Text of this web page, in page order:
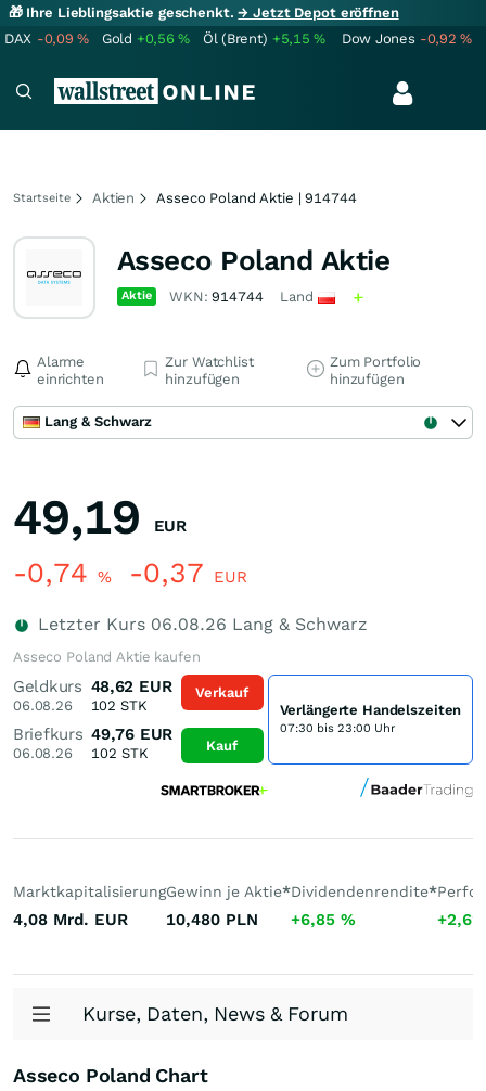
🎁 Ihre Lieblingsaktie geschenkt.→ Jetzt Depot eröffnen
DAX -0,09% Gold +0,56% Öl (Brent) +5,15% Dow Jones -0,92%
Startseite Aktien Asseco Poland Aktie | 914744
Asseco Poland Aktie
Aktie WKN:914744 Land
Alarme
einrichten
Zur Watchlist
hinzufügen
Zum Portfolio
hinzufügen
Lang & Schwarz
49,19 EUR
-0,74 % -0,37 EUR
Letzter Kurs 06.08.26 Lang & Schwarz
Asseco Poland Aktie kaufen
Geldkurs
06.08.26
48,62 EUR
102 STK
Briefkurs
06.08.26
49,76 EUR
102 STK
Verkauf
Kauf
Verlängerte Handelszeiten
07:30 bis 23:00 Uhr
Marktkapitalisierung
4,08 Mrd. EUR
Gewinn je Aktie*
10,480 PLN
Dividendenrendite*
+6,85 % +2,62
Kurse, Daten, News & Forum
Asseco Poland Chart